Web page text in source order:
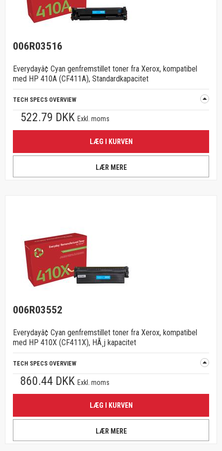
006R03516
Everydayâ¢ Cyan genfremstillet toner fra Xerox, kompatibel
med HP 410A (CF411A), Standardkapacitet
TECH SPECS OVERVIEW
522.79 DKK Exkl. moms
LÆG I KURVEN
LÆR MERE
006R03552
Everydayâ¢ Cyan genfremstillet toner fra Xerox, kompatibel
med HP 410X (CF411X), HÃ¸j kapacitet
TECH SPECS OVERVIEW
860.44 DKK Exkl. moms
LÆG I KURVEN
LÆR MERE